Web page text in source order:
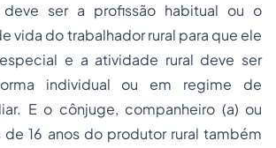
deve ser a profissão habitual ou o
vida do trabalhador rural para que ele
e a atividade rural deve ser
individual ou em regime de
E o cônjuge, companheiro (a) ou
16 anos do produtor rural também